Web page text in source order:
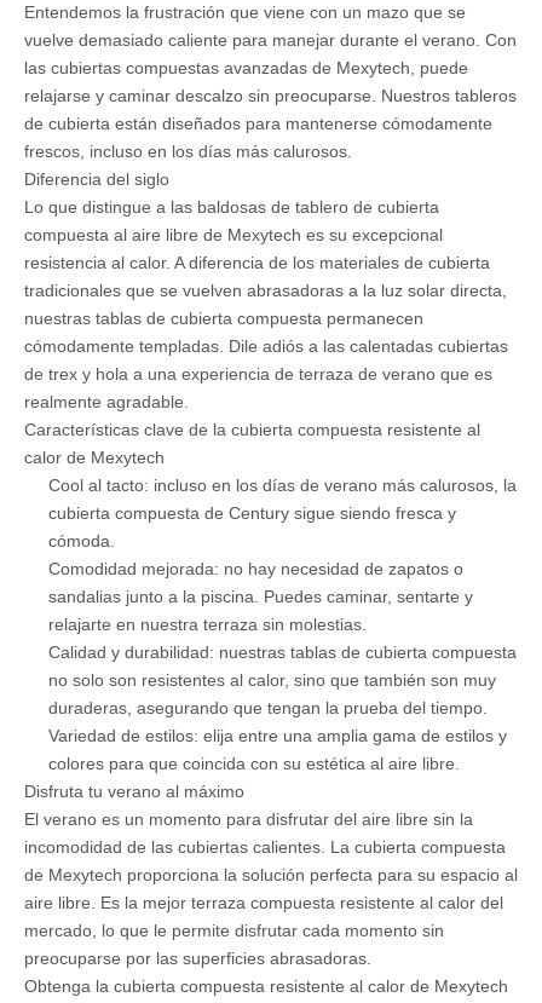
Mantente fresco todo el verano con la cubierta compuesta
resistente al calor de Mexytech
¿Estás cansado de quemarte los pies en mazos abrasadores
durante los calurosos meses de verano? Las baldosas de
tablero de cubierta compuesta de Mexytech al aire libre son la
solución perfecta para una experiencia de cubierta de verano
cómoda y agradable. Diga adiós a la incomodidad de la cubierta
caliente y abraza la alternativa fresca y sin preocupaciones.
Las cubiertas calientes son cosa del pasado
Entendemos la frustración que viene con un mazo que se
vuelve demasiado caliente para manejar durante el verano. Con
las cubiertas compuestas avanzadas de Mexytech, puede
relajarse y caminar descalzo sin preocuparse. Nuestros tableros
de cubierta están diseñados para mantenerse cómodamente
frescos, incluso en los días más calurosos.
Diferencia del siglo
Lo que distingue a las baldosas de tablero de cubierta
compuesta al aire libre de Mexytech es su excepcional
resistencia al calor. A diferencia de los materiales de cubierta
tradicionales que se vuelven abrasadoras a la luz solar directa,
nuestras tablas de cubierta compuesta permanecen
cómodamente templadas. Dile adiós a las calentadas cubiertas
de trex y hola a una experiencia de terraza de verano que es
realmente agradable.
Características clave de la cubierta compuesta resistente al
calor de Mexytech
Cool al tacto: incluso en los días de verano más calurosos, la